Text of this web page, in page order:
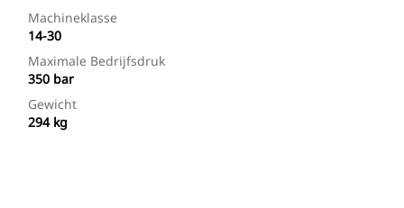
Machineklasse
14-30
Maximale Bedrijfsdruk
350 bar
Gewicht
294 kg